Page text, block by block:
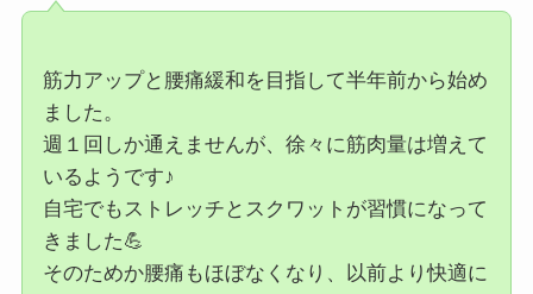
筋力アップと腰痛緩和を目指して半年前から始め
ました。
週１回しか通えませんが、徐々に筋肉量は増えて
いるようです♪
自宅でもストレッチとスクワットが習慣になって
きました💪
そのためか腰痛もほぼなくなり、以前より快適に